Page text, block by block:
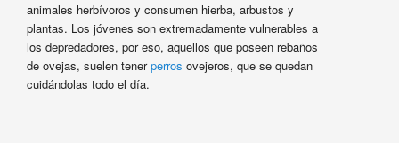
animales herbívoros y consumen hierba, arbustos y
plantas. Los jóvenes son extremadamente vulnerables a
los depredadores, por eso, aquellos que poseen rebaños
de ovejas, suelen tenerperros ovejeros, que se quedan
cuidándolas todo el día.